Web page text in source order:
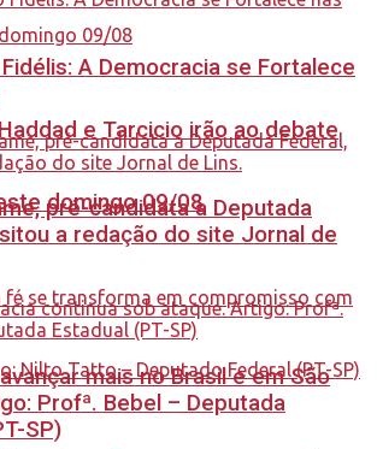
e Tarcicio irão ao debate
domingo 09/08
A Democracia se Fortalece
pré-candidata a Deputada
a redação do site Jornal de
mais no Brasil e em São
Profª. Bebel – Deputada
SP)